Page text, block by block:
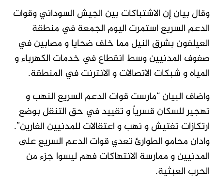
وقال بيان إن الاشتباكات بين الجيش السوداني وقوات
الدعم السريع استمرت اليوم الجمعة في منطقة
العيلفون بشرق النيل مما خلف ضحايا و مصابين في
صفوف المدنيين وسط انقطاع في خدمات الكهرباء و
المياه و شبكات الاتصالات و الانترنت في المنطقة.
واضاف البيان “مارست قوات الدعم السريع النهب و
تهجير للسكان قسرياً و تقييد في حق التنقل بوضع
ارتكازات تفتيش و نهب و اعتقالات للمدنيين الفارين”.
وادان محامو الطوارئ تعدي قوات الدعم السريع على
المدنيين و ممارسة الانتهاكات فهم ليسوا جزء من
الحرب العبثية.